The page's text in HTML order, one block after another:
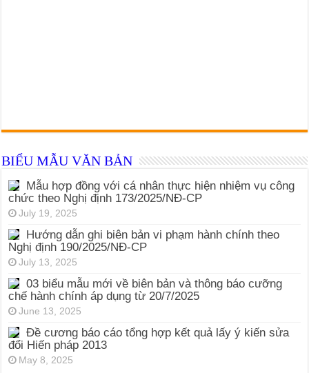
BIỂU MẪU VĂN BẢN
Mẫu hợp đồng với cá nhân thực hiện nhiệm vụ công
chức theo Nghị định 173/2025/NĐ-CP
July 19, 2025
Hướng dẫn ghi biên bản vi phạm hành chính theo
Nghị định 190/2025/NĐ-CP
July 13, 2025
03 biểu mẫu mới về biên bản và thông báo cưỡng
chế hành chính áp dụng từ 20/7/2025
June 13, 2025
Đề cương báo cáo tổng hợp kết quả lấy ý kiến sửa
đổi Hiến pháp 2013
May 8, 2025